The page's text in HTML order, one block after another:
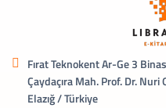
Fırat Teknokent Ar-Ge 3
Çaydaçıra Mah. Prof. Dr.
Elazığ / Türkiye